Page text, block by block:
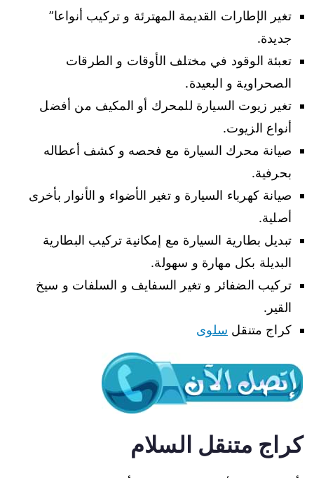
تغير الإطارات القديمة المهترئة و تركيب أنواعا”
جديدة.
تعبئة الوقود في مختلف الأوقات و الطرقات
الصحراوية و البعيدة.
تغير زيوت السيارة للمحرك أو المكيف من أفضل
أنواع الزيوت.
صيانة محرك السيارة مع فحصه و كشف أعطاله
بحرفية.
صيانة كهرباء السيارة و تغير الأضواء و الأنوار بأخرى
أصلية.
تبديل بطارية السيارة مع إمكانية تركيب البطارية
البديلة بكل مهارة و سهولة.
تركيب الضفائر و تغير السفايف و السلفات و سيخ
القير.
كراج متنقل سلوى
كراج متنقل السلام